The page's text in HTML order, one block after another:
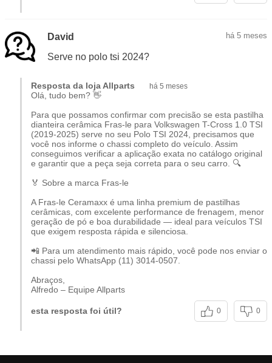
Indicada para aplicações que utilizam
sistema de freio
compatível
Ceramaxxcombinatecnologia, segurança e conforto
atendendo aos padrões técnicos e de qualidade exigidos
pelo mercado automotivo.
Nota de Compatibilidade:Esta pastilha segue
rigorosamente as medidas originais para os anos2019,
2020, 2021, 2022, 2023, 2024 e 2025 . Sempre confira o
código original (OEM)antes da compra para garantir o
encaixe perfeito.
Quando e Por que substituir a
Pastilha Dianteira Cerâmica?
O desgaste natural das pastilhas reduz a capacidade de
frenagem e pode causar ruídos, superaquecimento e até
desgaste prematuro do disco. Ao substituir por um jogo
novo, você recupera a eficiência original do freio e
melhora a dirigibilidade do seu
Volkswagen T-Cross
David há 5 meses
Serve no polo tsi 2024?
Resposta da loja Allparts há 5 meses
Olá, tudo bem? 👋
Para que possamos confirmar com precisão se esta pastilha
dianteira cerâmica Fras-le para Volkswagen T-Cross 1.0 TSI
(2019-2025) serve no seu Polo TSI 2024, precisamos que
você nos informe o chassi completo do veículo. Assim
conseguimos verificar a aplicação exata no catálogo original
e garantir que a peça seja correta para o seu carro. 🔍
🏅 Sobre a marca Fras-le
A Fras-le Ceramaxx é uma linha premium de pastilhas
cerâmicas, com excelente performance de frenagem, menor
geração de pó e boa durabilidade — ideal para veículos TSI
que exigem resposta rápida e silenciosa.
📲 Para um atendimento mais rápido, você pode nos enviar o
chassi pelo WhatsApp (11) 3014-0507.
Abraços,
Alfredo – Equipe Allparts
esta resposta foi útil? 0 0